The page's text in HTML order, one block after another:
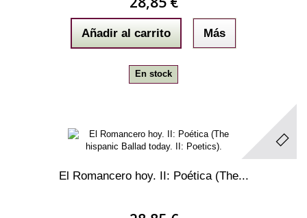
Añadir al carrito Más
En stock
El Romancero hoy. II: Poética (The...